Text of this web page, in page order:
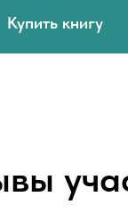
Купить книгу